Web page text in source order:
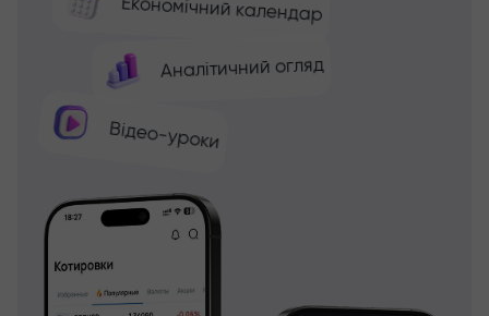
Економічний календар
Аналітичний огляд
Відео-уроки